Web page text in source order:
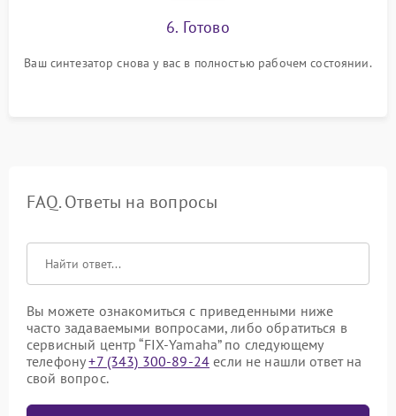
6. Готово
Ваш синтезатор снова у вас в полностью рабочем состоянии.
FAQ. Ответы на вопросы
Вы можете ознакомиться с приведенными ниже
часто задаваемыми вопросами, либо обратиться в
сервисный центр “FIX-Yamaha” по следующему
телефону+7 (343) 300-89-24 если не нашли ответ на
свой вопрос.